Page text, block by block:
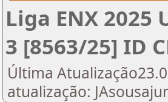
Liga ENX 2025
3 [8563/25] ID
Última
atualização: